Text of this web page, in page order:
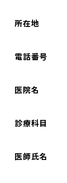
所在地
電話番号
医院名
診療科目
医師氏名